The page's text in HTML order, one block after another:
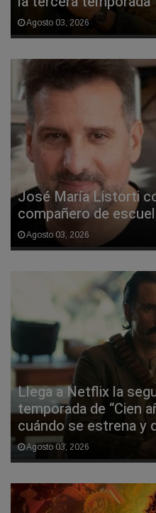
Agosto 03, 2026
José María Listorti
compañero de
Agosto 03, 2026
Llega a Netflix la
temporada de “Cien
cuándo se estrena y
Agosto 03, 2026